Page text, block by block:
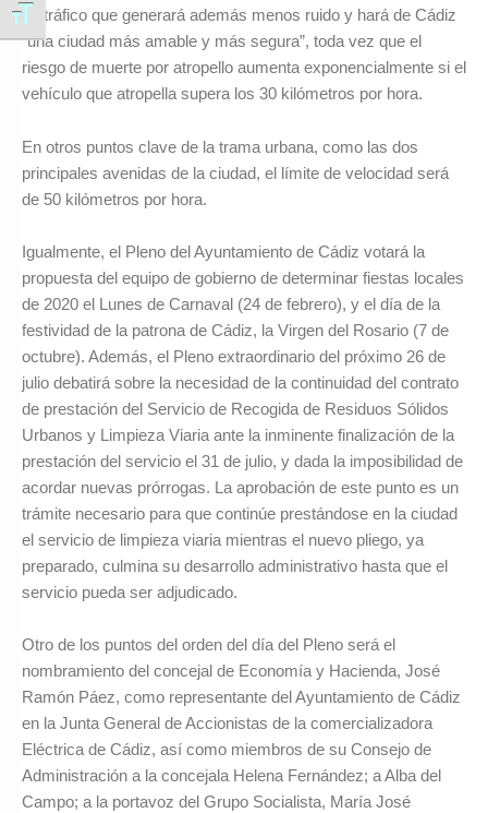
Alternar tamaño de letra
de tráfico que generará además menos ruido y hará de Cádiz
“una ciudad más amable y más segura”, toda vez que el
riesgo de muerte por atropello aumenta exponencialmente si el
vehículo que atropella supera los 30 kilómetros por hora.
En otros puntos clave de la trama urbana, como las dos
principales avenidas de la ciudad, el límite de velocidad será
de 50 kilómetros por hora.
Igualmente, el Pleno del Ayuntamiento de Cádiz votará la
propuesta del equipo de gobierno de determinar fiestas locales
de 2020 el Lunes de Carnaval (24 de febrero), y el día de la
festividad de la patrona de Cádiz, la Virgen del Rosario (7 de
octubre). Además, el Pleno extraordinario del próximo 26 de
julio debatirá sobre la necesidad de la continuidad del contrato
de prestación del Servicio de Recogida de Residuos Sólidos
Urbanos y Limpieza Viaria ante la inminente finalización de la
prestación del servicio el 31 de julio, y dada la imposibilidad de
acordar nuevas prórrogas. La aprobación de este punto es un
trámite necesario para que continúe prestándose en la ciudad
el servicio de limpieza viaria mientras el nuevo pliego, ya
preparado, culmina su desarrollo administrativo hasta que el
servicio pueda ser adjudicado.
Otro de los puntos del orden del día del Pleno será el
nombramiento del concejal de Economía y Hacienda, José
Ramón Páez, como representante del Ayuntamiento de Cádiz
en la Junta General de Accionistas de la comercializadora
Eléctrica de Cádiz, así como miembros de su Consejo de
Administración a la concejala Helena Fernández; a Alba del
Campo; a la portavoz del Grupo Socialista, María José